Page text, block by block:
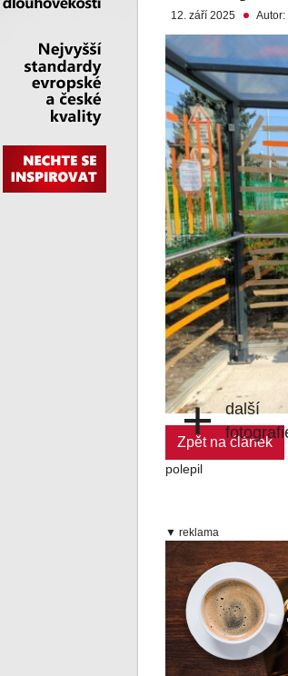
12. září 2025 Autor:
+
další
Zpět na článek
polepil
▼ reklama